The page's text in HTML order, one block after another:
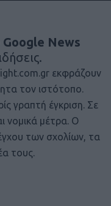
Google News
εκφράζουν
τον ιστότοπο.
γραπτή έγκριση. Σε
νομικά μέτρα. Ο
των σχολίων, τα
τους.